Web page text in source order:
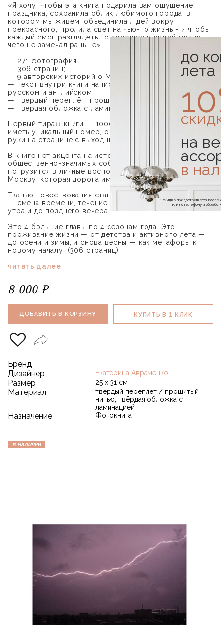
«Я хочу, чтобы эта книга подарила вам ощущение
праздника, сохранила облик любимого города, в
котором мы живем, объединила л.дей вокруг
прекрасного, пролила свет на чью-то жизнь - и чтобы
каждый смог разглядеть то хорошее в своей жизни,
чего не замечал раньше».
— 271 фотография;
— 306 страниц;
— 9 авторских историй о Москве;
— текст внутри книги написан сразу на двух языках —
русском и английском;
— твёрдый переплёт, прошитый нитью;
— твёрдая обложка с ламинацией.
Первый тираж книги — 1000 шт. Каждая книга будет
иметь уникальный номер, оставленный автором от
руки на странице с выходными данными.
В книге нет акцента на исторических или
общественно-значимых событиях — читатель
погрузится в личные воспоминания и почувствует ту
Москву, которая дорога именно ему.
Тканью повествования становится ощущение времени
— смена времени, течение дня города от раннего
утра и до позднего вечера.
Это 4 большие главы по 4 сезонам года. Это
проживание жизни — от детства и активного лета —
до осени и зимы, и снова весны — как метафоры к
новому началу. (306 страниц)
читать далее
8 000 ₽
ДОБАВИТЬ В КОРЗИНУ КУПИТЬ В 1 КЛИК
Бренд
Дизайнер
Екатерина Авраменко
Размер 25 х 31 см
Материал
твёрдый переплёт / прошитый
нитью; твёрдая обложка с
ламинацией
Назначение Фотокнига
в наличии
до
лета
на
в
* скидка предоставляется
или по телефону и